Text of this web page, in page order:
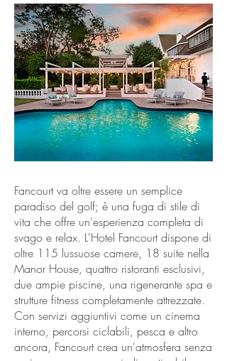
Fancourt va oltre essere un semplice
paradiso del golf; è una fuga di stile di
vita che offre un'esperienza completa di
svago e relax. L'Hotel Fancourt dispone di
oltre 115 lussuose camere, 18 suite nella
Manor House, quattro ristoranti esclusivi,
due ampie piscine, una rigenerante spa e
strutture fitness completamente attrezzate.
Con servizi aggiuntivi come un cinema
interno, percorsi ciclabili, pesca e altro
ancora, Fancourt crea un'atmosfera senza